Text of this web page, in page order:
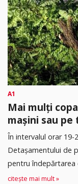
A1
Mai mulți
mașini sau
În intervalul orar 19-
Detașamentului de
pentru îndepărtarea
citește mai mult »